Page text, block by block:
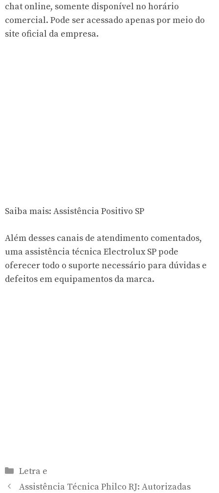
chat online, somente disponível no horário
comercial. Pode ser acessado apenas por meio do
site oficial da empresa.
Saiba mais: Assistência Positivo SP
Além desses canais de atendimento comentados,
uma assistência técnica Electrolux SP pode
oferecer todo o suporte necessário para dúvidas e
defeitos em equipamentos da marca.
Categorias
Letra e
Assistência Técnica Philco RJ: Autorizadas